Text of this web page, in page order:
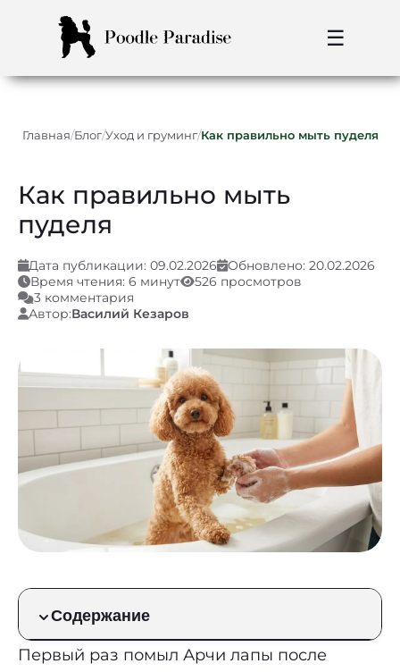
☰
Главная/Блог/Уход и груминг/Как правильно мыть пуделя
Как правильно мыть
пуделя
Дата публикации: 09.02.2026
Обновлено: 20.02.2026
Время чтения: 6 минут
526 просмотров
3 комментария
Автор:Василий Кезаров
Первый раз помыл Арчи лапы после
Содержание